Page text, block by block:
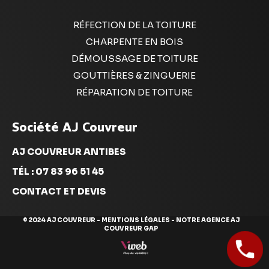
RÉFECTION DE LA TOITURE
CHARPENTE EN BOIS
DÉMOUSSAGE DE TOITURE
GOUTTIÈRES & ZINGUERIE
RÉPARATION DE TOITURE
Société AJ Couvreur
AJ COUVREUR ANTIBES
TÉL : 07 83 96 51 45
CONTACT ET DEVIS
© 2024 AJ COUVREUR - MENTIONS LÉGALES - NOTRE AGENCEAJ
COUVREUR GAP